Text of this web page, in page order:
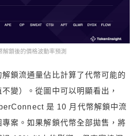
解鎖後的價格波動率預測
鎖流通量佔比計算了代幣可能的
變）。從圖中可以明顯看出，
是 10 月代幣解鎖中流
案。如果解鎖代幣全部拋售，將